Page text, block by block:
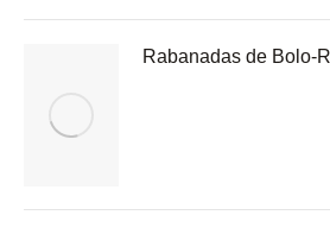
Rabanadas de Bolo-